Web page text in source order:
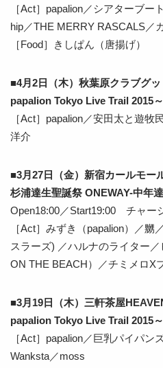
［Act］papalion／シアターブー
hip／THE MERRY RASCALS／
［Food］きしぱん（唐揚げ）
■4月2日（木）秋葉原クラブグ
papalion Tokyo Live Trail 2015
［Act］papalion／安田太と遊
洋介
■3月27日（金）新宿カールモー
杉浦達生聖誕祭 ONEWAY-中年
Open18:00／Start19:00 チャー
［Act］みずき（papalion）／嬲
スラーズ) ／ハルナのライター
ON THE BEACH）／チミメロX
■3月19日（木）三軒茶屋
papalion Tokyo Live Trail 2015
［Act］papalion／巨乳パイパ
Wanksta／moss